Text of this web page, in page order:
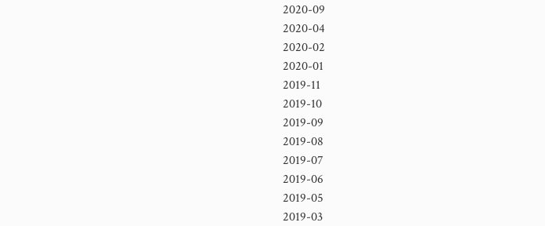
2020-09
2020-04
2020-02
2020-01
2019-11
2019-10
2019-09
2019-08
2019-07
2019-06
2019-05
2019-03